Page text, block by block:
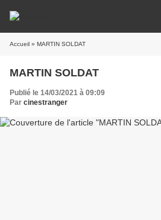
Accueil » MARTIN SOLDAT
MARTIN SOLDAT
Publié le 14/03/2021 à 09:09
Par cinestranger